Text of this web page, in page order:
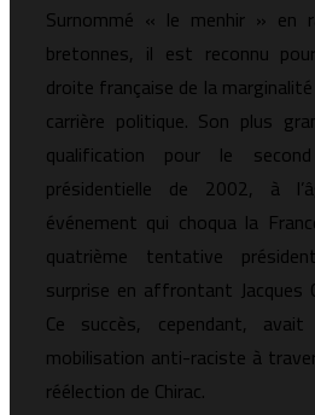
Surnommé « le menhir » en
bretonnes, il est reconnu
droite française de la
carrière politique. Son plus
qualification pour le
présidentielle de 2002, à
événement qui choqua la
quatrième tentative
surprise en affrontant Jacques
Ce succès, cependant,
mobilisation anti-raciste à
réélection de Chirac.